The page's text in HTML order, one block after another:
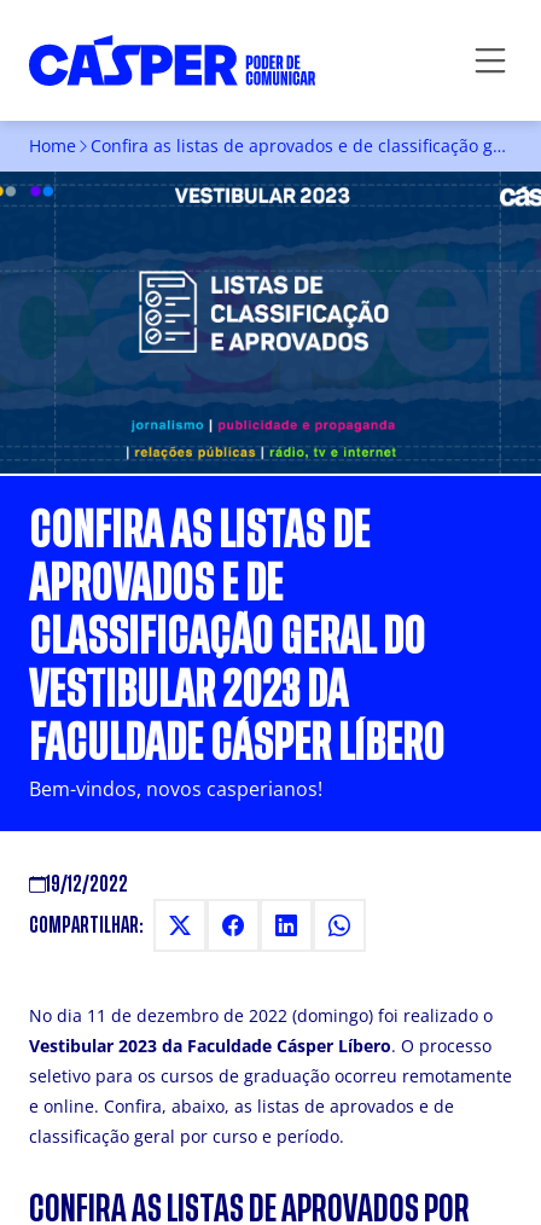
Home Confira as listas de aprovados e de classificação geral do Vestibular 2023 da Faculdade Cásper Líbero
CONFIRA AS LISTAS DE
APROVADOS E DE
CLASSIFICAÇÃO GERAL DO
VESTIBULAR 2023 DA
FACULDADE CÁSPER LÍBERO
Bem-vindos, novos casperianos!
19/12/2022
COMPARTILHAR:
No dia 11 de dezembro de 2022 (domingo) foi realizado o
Vestibular 2023 da Faculdade Cásper Líbero. O processo
seletivo para os cursos de graduação ocorreu remotamente
e online. Confira, abaixo, as listas de aprovados e de
classificação geral por curso e período.
CONFIRA AS LISTAS DE APROVADOS POR